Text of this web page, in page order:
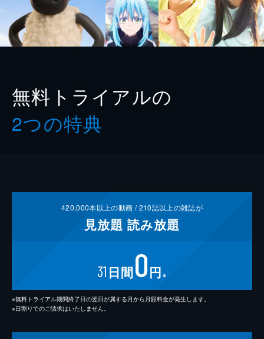
無料トライアルの
2つの特典
420,000本以上の動画 /210誌以上の雑誌が
見放題 読み放題
31 日間0円 ※
※無料トライアル期間終了日の翌日が属する月から月額料金が発生します。
※日割りでのご請求はいたしません。